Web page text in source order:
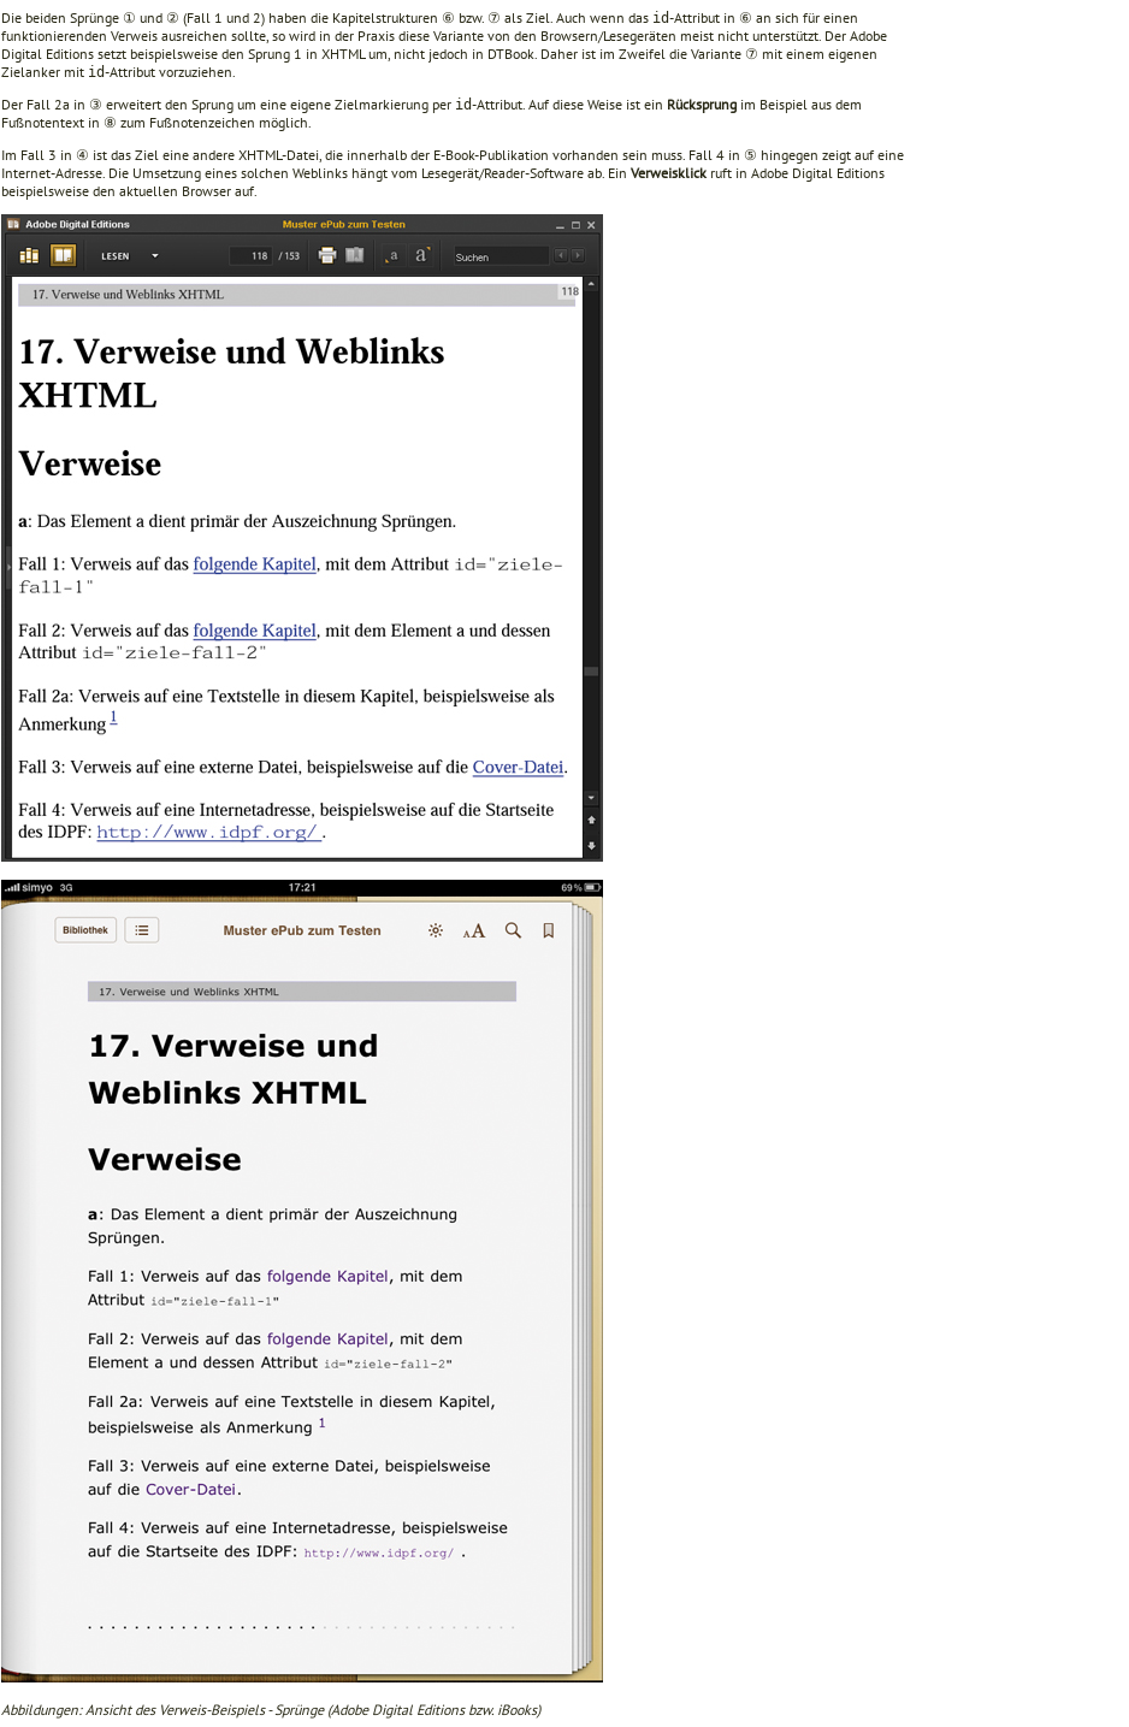
Die beiden Sprünge ① und ② (Fall 1 und 2) haben die Kapitelstrukturen ⑥ bzw. ⑦ als Ziel. Auch wenn das id-Attribut in ⑥ an sich für einen
funktionierenden Verweis ausreichen sollte, so wird in der Praxis diese Variante von den Browsern/Lesegeräten meist nicht unterstützt. Der Adobe
Digital Editions setzt beispielsweise den Sprung 1 in XHTML um, nicht jedoch in DTBook. Daher ist im Zweifel die Variante ⑦ mit einem eigenen
Zielanker mit id-Attribut vorzuziehen.
Der Fall 2a in ③ erweitert den Sprung um eine eigene Zielmarkierung per id-Attribut. Auf diese Weise ist ein Rücksprung im Beispiel aus dem
Fußnotentext in ⑧ zum Fußnotenzeichen möglich.
Im Fall 3 in ④ ist das Ziel eine andere XHTML-Datei, die innerhalb der E-Book-Publikation vorhanden sein muss. Fall 4 in ⑤ hingegen zeigt auf eine
Internet-Adresse. Die Umsetzung eines solchen Weblinks hängt vom Lesegerät/Reader-Software ab. Ein Verweisklick ruft in Adobe Digital Editions
beispielsweise den aktuellen Browser auf.
Abbildungen: Ansicht des Verweis-Beispiels - Sprünge (Adobe Digital Editions bzw. iBooks)